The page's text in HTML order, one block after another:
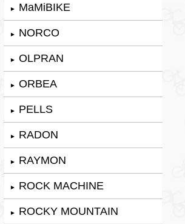
► MaMiBIKE
► NORCO
► OLPRAN
► ORBEA
► PELLS
► RADON
► RAYMON
► ROCK MACHINE
► ROCKY MOUNTAIN